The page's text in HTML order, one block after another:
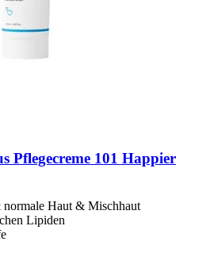
Pflegecreme 101 Happier
Haut & Mischhaut
Lipiden